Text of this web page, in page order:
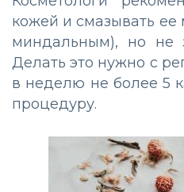
кожей и смазывать
миндальным), но не
Делать это нужно с
в неделю не более 5
процедуру.